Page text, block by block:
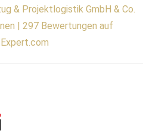
& Projektlogistik GmbH & Co.
| 297 Bewertungen auf